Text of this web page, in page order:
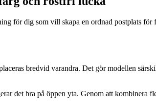
för dig som vill skapa en ordnad postplats
bredvid varandra. Det gör modellen
det bra på öppen yta. Genom att kombinera